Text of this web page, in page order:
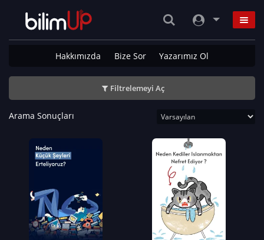
Hakkımızda Bize Sor Yazarımız Ol
Filtrelemeyi Aç
Arama Sonuçları